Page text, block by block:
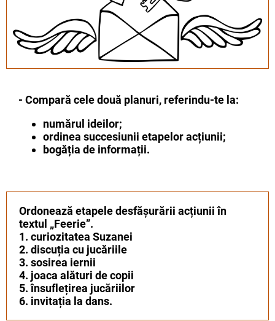
- Compară cele două planuri, referindu-te la:
numărul ideilor;
ordinea succesiunii etapelor acțiunii;
bogăția de informații.
Ordonează etapele desfășurării acțiunii în
textul „Feerie”.
1. curiozitatea Suzanei
2. discuția cu jucăriile
3. sosirea iernii
4. joaca alături de copii
5. însuflețirea jucăriilor
6. invitația la dans.